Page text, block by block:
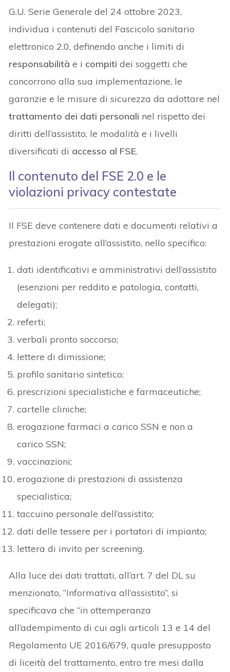
G.U. Serie Generale del 24 ottobre 2023,
individua i contenuti del Fascicolo sanitario
elettronico 2.0, definendo anche i limiti di
responsabilità e i compiti dei soggetti che
concorrono alla sua implementazione, le
garanzie e le misure di sicurezza da adottare nel
trattamento dei dati personali nel rispetto dei
diritti dell’assistito, le modalità e i livelli
diversificati di accesso al FSE.
Il contenuto del FSE 2.0 e le
violazioni privacy contestate
Il FSE deve contenere dati e documenti relativi a
prestazioni erogate all’assistito, nello specifico:
dati identificativi e amministrativi dell’assistito
(esenzioni per reddito e patologia, contatti,
delegati);
referti;
verbali pronto soccorso;
lettere di dimissione;
profilo sanitario sintetico;
prescrizioni specialistiche e farmaceutiche;
cartelle cliniche;
erogazione farmaci a carico SSN e non a
carico SSN;
vaccinazioni;
erogazione di prestazioni di assistenza
specialistica;
taccuino personale dell’assistito;
dati delle tessere per i portatori di impianto;
lettera di invito per screening.
Alla luce dei dati trattati, all’art. 7 del DL su
menzionato, “Informativa all’assistito”, si
specificava che “in ottemperanza
all’adempimento di cui agli articoli 13 e 14 del
Regolamento UE 2016/679, quale presupposto
di liceità del trattamento, entro tre mesi dalla